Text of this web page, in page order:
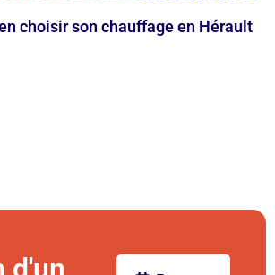
choisir son chauffage en Hérault